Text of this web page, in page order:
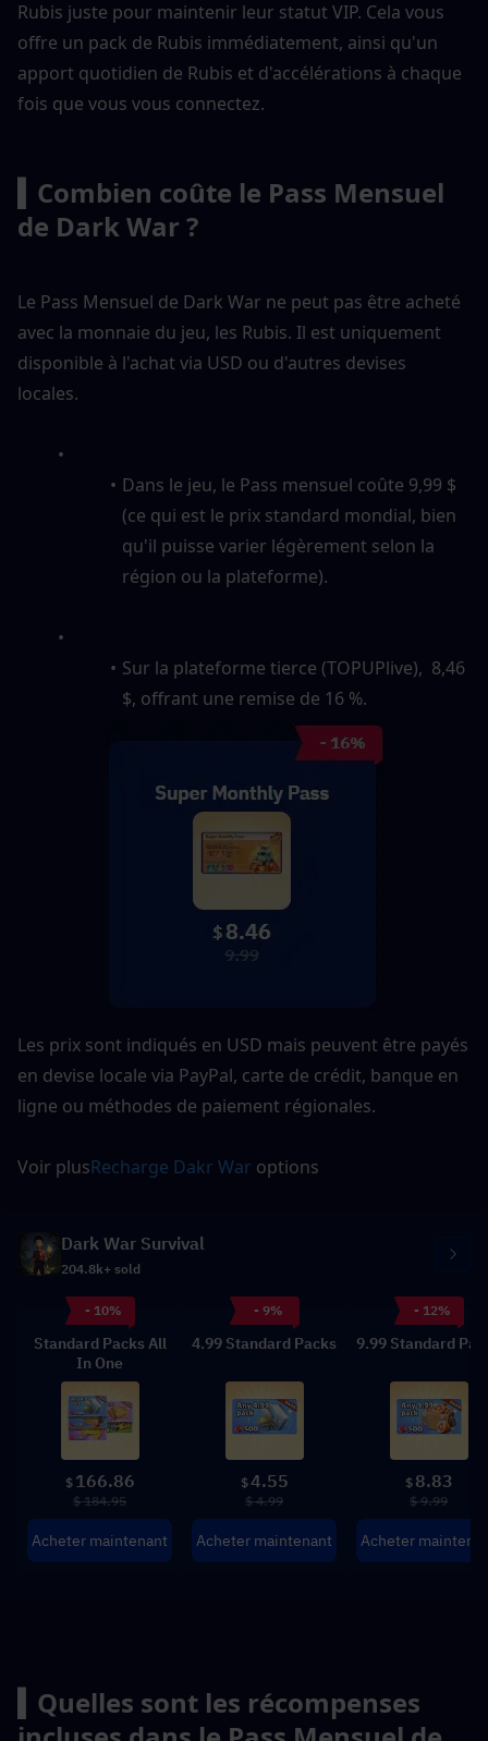
Rubis juste pour maintenir leur statut VIP. Cela vous
offre un pack de Rubis immédiatement, ainsi qu'un
apport quotidien de Rubis et d'accélérations à chaque
fois que vous vous connectez.
▍Combien coûte le Pass Mensuel
de Dark War ?
Le Pass Mensuel de Dark War ne peut pas être acheté
avec la monnaie du jeu, les Rubis. Il est uniquement
disponible à l'achat via USD ou d'autres devises
locales.
Dans le jeu, le Pass mensuel coûte 9,99 $
(ce qui est le prix standard mondial, bien
qu'il puisse varier légèrement selon la
région ou la plateforme).
Sur la plateforme tierce (TOPUPlive),  8,46
$, offrant une remise de 16 %.
Les prix sont indiqués en USD mais peuvent être payés
en devise locale via PayPal, carte de crédit, banque en
ligne ou méthodes de paiement régionales.
Voir plusRecharge Dakr War options
Dark War Survival
204.8k+ sold
- 10%
Standard Packs All
In One
$ 166.86
$ 184.95
Acheter maintenant
- 9%
4.99 Standard Packs
$4.55
$ 4.99
Acheter maintenant
- 12%
9.99 Standard
$ 8.83
$ 9.99
Acheter
▍Quelles sont les récompenses